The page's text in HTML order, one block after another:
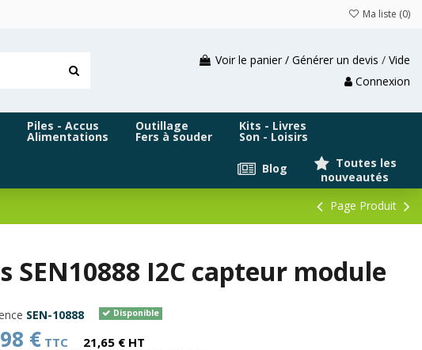
Ma liste (0)
Voir le panier / Générer un devis / Vide
Connexion
Piles - Accus
Alimentations
Outillage
Fers à souder
Kits - Livres
Son - Loisirs
Toutes les
nouveautés
Blog
Page Produit
SEN10888 I2C capteur module
SEN-10888 Disponible
€ TTC 21,65 € HT